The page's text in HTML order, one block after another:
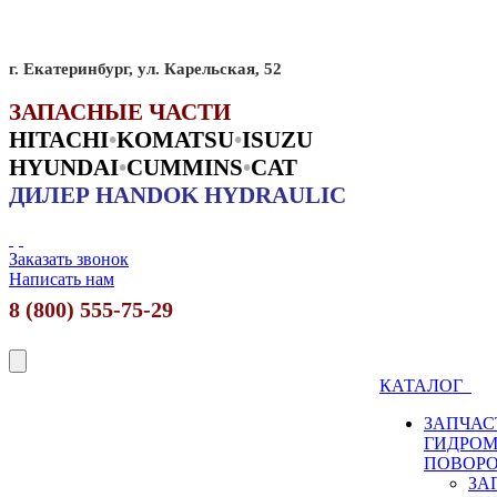
г. Екатеринбург, ул. Карельская, 52
ЗАПАСНЫЕ ЧАСТИ
HITACHI•KOMATSU•ISUZU
HYUNDAI•CUMMINS•CAT
ДИЛЕР HANDOK HYDRAULIC
Заказать звонок
Написать нам
8 (800) 555-75-29
КАТАЛОГ